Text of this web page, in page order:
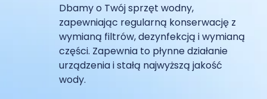
Dbamy o Twój sprzęt wodny,
zapewniając regularną konserwację z
wymianą filtrów, dezynfekcją i wymianą
części. Zapewnia to płynne działanie
urządzenia i stałą najwyższą jakość
wody.